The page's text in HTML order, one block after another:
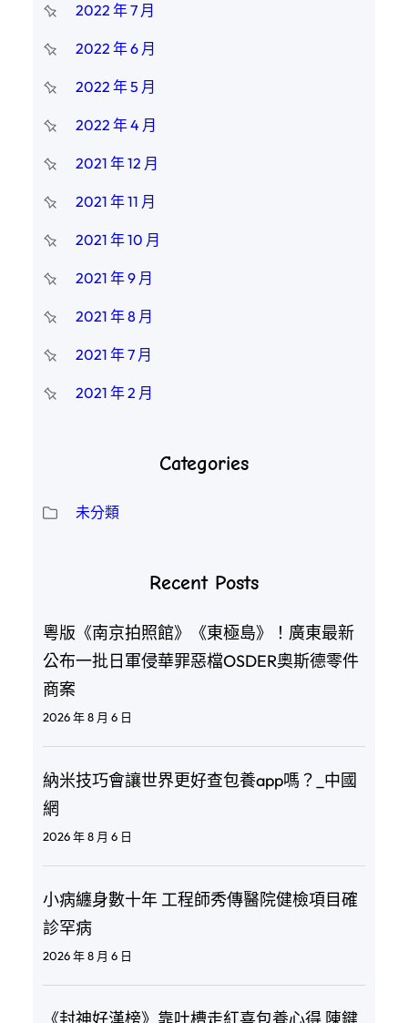
2022 年 7 月
2022 年 6 月
2022 年 5 月
2022 年 4 月
2021 年 12 月
2021 年 11 月
2021 年 10 月
2021 年 9 月
2021 年 8 月
2021 年 7 月
2021 年 2 月
Categories
未分類
Recent Posts
粵版《南京拍照館》《東極島》！廣東最新
公布一批日軍侵華罪惡檔OSDER奧斯德零件
商案
2026 年 8 月 6 日
納米技巧會讓世界更好查包養app嗎？_中國
網
2026 年 8 月 6 日
小病纏身數十年 工程師秀傳醫院健檢項目確
診罕病
2026 年 8 月 6 日